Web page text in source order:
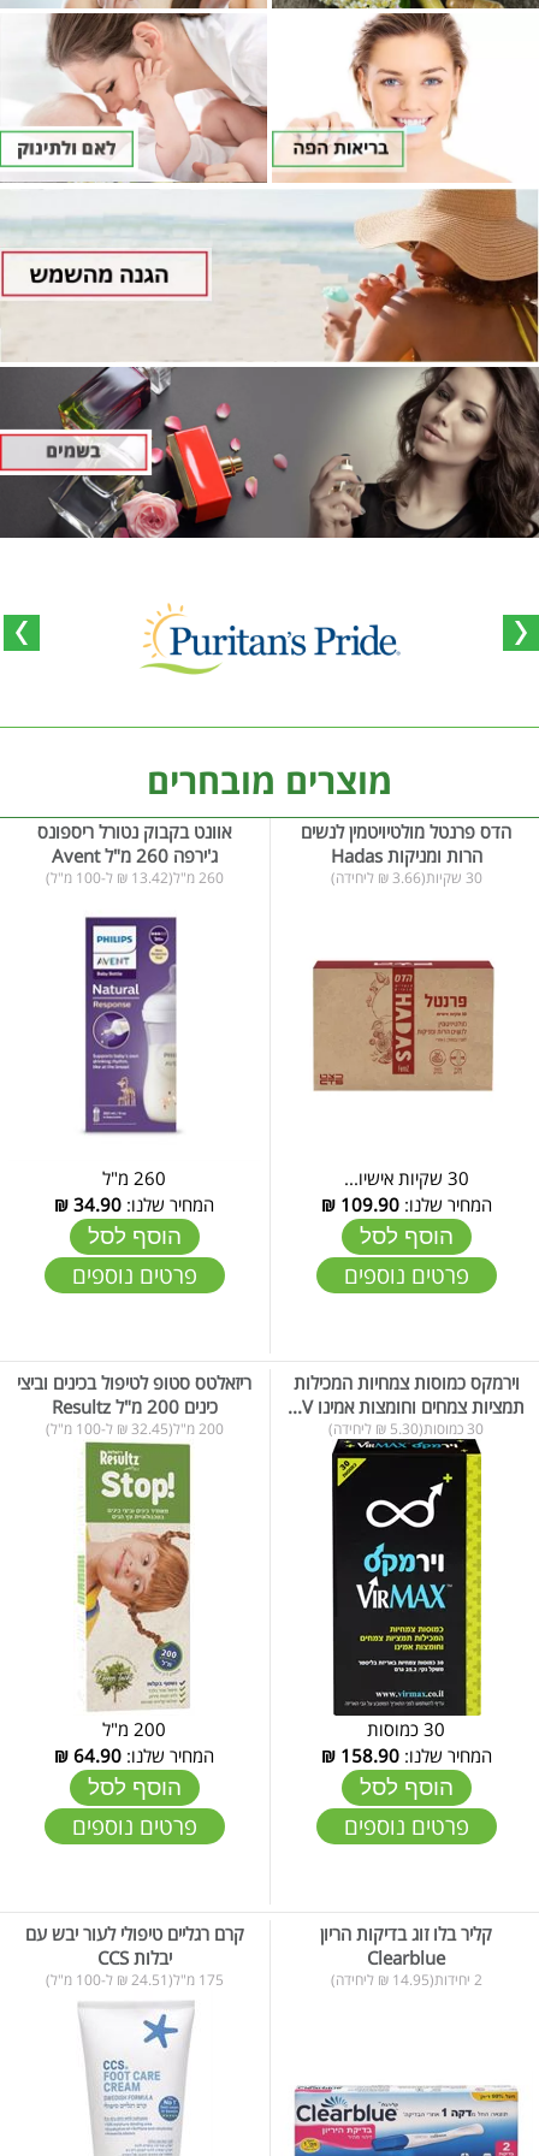
מוצרים מובחרים
הדס פרנטל מולטיויטמין לנשים
הרות ומניקות Hadas
30 שקיות(3.66 ₪ ליחידה)
30 שקיות אישיו...
המחיר שלנו:109.90
₪
הוסף לסל
פרטים נוספים
אוונט בקבוק נטורל ריספונס
ג'ירפה 260 מ"ל Avent
260 מ"ל(13.42 ₪ ל-100 מ"ל)
260 מ"ל
המחיר שלנו: 34.90
₪
הוסף לסל
פרטים נוספים
וירמקס כמוסות צמחיות המכילות
תמציות צמחים וחומצות אמינו V...
30 כמוסות(5.30 ₪ ליחידה)
30 כמוסות
המחיר שלנו:158.90
₪
הוסף לסל
פרטים נוספים
ריזאלטס סטופ לטיפול בכינים וביצי
כינים 200 מ"ל Resultz
200 מ"ל(32.45 ₪ ל-100 מ"ל)
200 מ"ל
המחיר שלנו: 64.90
₪
הוסף לסל
פרטים נוספים
קליר בלו זוג בדיקות הריון
Clearblue
2 יחידות(14.95 ₪ ליחידה)
קרם רגליים טיפולי לעור יבש עם
יבלות CCS
175 מ"ל(24.51 ₪ ל-100 מ"ל)